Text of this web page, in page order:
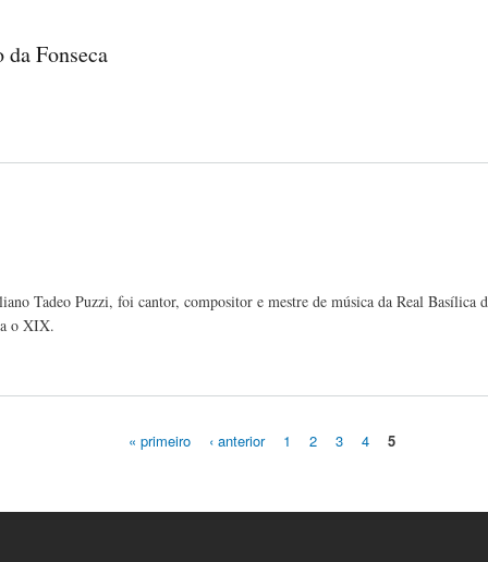
Fonseca
Tadeo Puzzi, foi cantor, compositor e mestre de música da Real Basílica
o XIX.
« primeiro ‹ anterior 1 2 3 4 5